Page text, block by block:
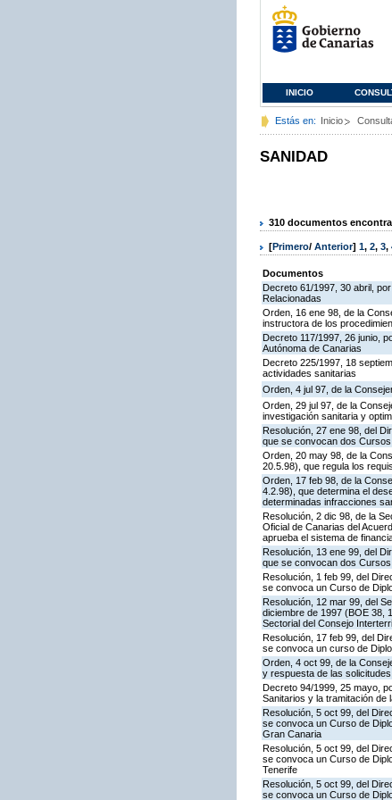
INICIO
Estás en: Inicio
SANIDAD
310 documentos
[Primero/ Anterior] 1, 2, 3,
Documentos
Decreto 61/1997, 30 abril,
Relacionadas
Orden, 16 ene 98, de la
instructora de los
Decreto 117/1997, 26 junio,
Autónoma de Canarias
Decreto 225/1997, 18
actividades sanitarias
Orden, 4 jul 97, de la
Orden, 29 jul 97, de la
investigación sanitaria y
Resolución, 27 ene 98, del
que se convocan dos
Orden, 20 may 98, de la
20.5.98), que regula los
Orden, 17 feb 98, de la
4.2.98), que determina el
determinadas infracciones
Resolución, 2 dic 98, de la
Oficial de Canarias del
aprueba el sistema de
Resolución, 13 ene 99, del
que se convocan dos Cursos
Resolución, 1 feb 99, del
se convoca un Curso de
Resolución, 12 mar 99, del
diciembre de 1997 (BOE 38,
Sectorial del Consejo
Resolución, 17 feb 99, del
se convoca un curso de
Orden, 4 oct 99, de la
y respuesta de las
Decreto 94/1999, 25 mayo,
Sanitarios y la tramitación de
Resolución, 5 oct 99, del
se convoca un Curso de
Gran Canaria
Resolución, 5 oct 99, del
se convoca un Curso de
Tenerife
Resolución, 5 oct 99, del
se convoca un Curso de